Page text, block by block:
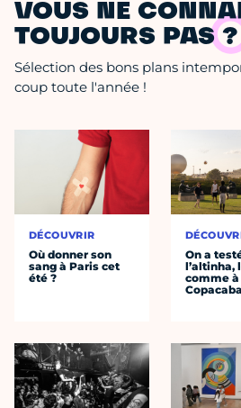
VOUS NE
TOUJOURS PAS ?
Sélection des bons plans
coup toute l'année !
DÉCOUVRIR
Où donner son
sang à Paris cet
été ?
On a
l’altinha,
comme à